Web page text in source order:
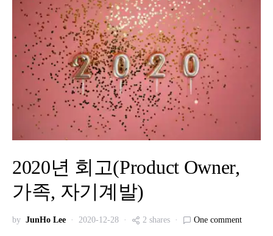
2020년 회고(Product Owner,
가족, 자기계발)
by JunHo Lee 2020-12-28 2 shares One comment